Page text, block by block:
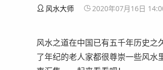
风水大师 2020年07月16日
风水之道在中国已有五千年历史之
了年纪的老人家都很尊崇一些风